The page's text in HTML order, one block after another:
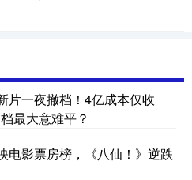
片一夜撤档！4亿成本仅收
最大意难平？
电影票房榜，《八仙！》逆跌